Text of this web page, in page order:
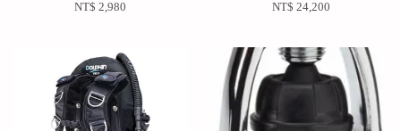
NT$ 2,980 NT$ 24,200